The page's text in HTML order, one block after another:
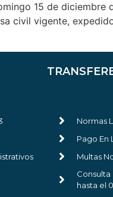
15 de
civil vigente,
Normas
Pago En
Multas
Consulta
hasta el